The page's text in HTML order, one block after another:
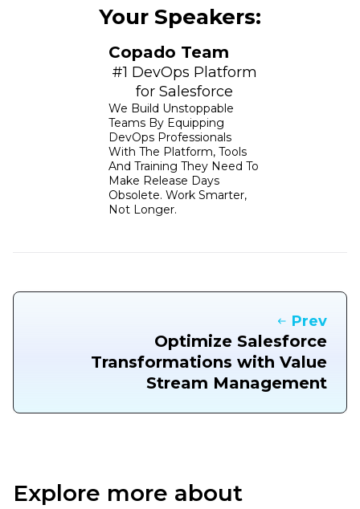
Your Speakers:
Copado Team
#1 DevOps Platform
for Salesforce
We Build Unstoppable
Teams By Equipping
DevOps Professionals
With The Platform, Tools
And Training They Need To
Make Release Days
Obsolete. Work Smarter,
Not Longer.
Prev
Optimize Salesforce
Transformations with Value
Stream Management
Explore more about